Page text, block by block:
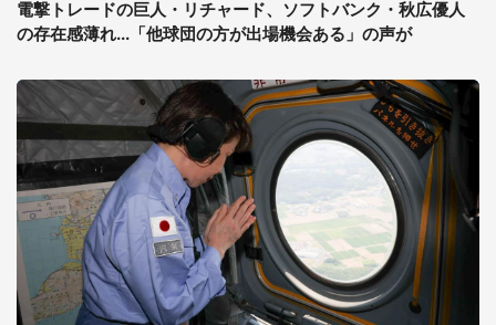
電撃トレードの巨人・リチャード、ソフトバンク・秋広優人
の存在感薄れ...「他球団の方が出場機会ある」の声が